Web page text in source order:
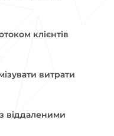
клієнтів
витрати
віддаленими